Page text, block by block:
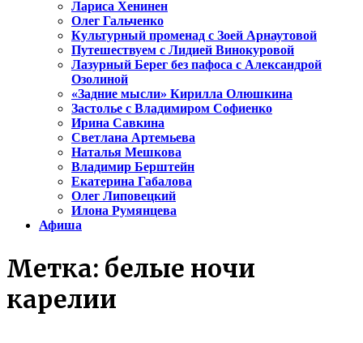
Лариса Хенинен
Олег Гальченко
Культурный променад с Зоей Арнаутовой
Путешествуем с Лидией Винокуровой
Лазурный Берег без пафоса с Александрой
Озолиной
«Задние мысли» Кирилла Олюшкина
Застолье с Владимиром Софиенко
Ирина Савкина
Светлана Артемьева
Наталья Мешкова
Владимир Берштейн
Екатерина Габалова
Олег Липовецкий
Илона Румянцева
Афиша
Метка: белые ночи
карелии